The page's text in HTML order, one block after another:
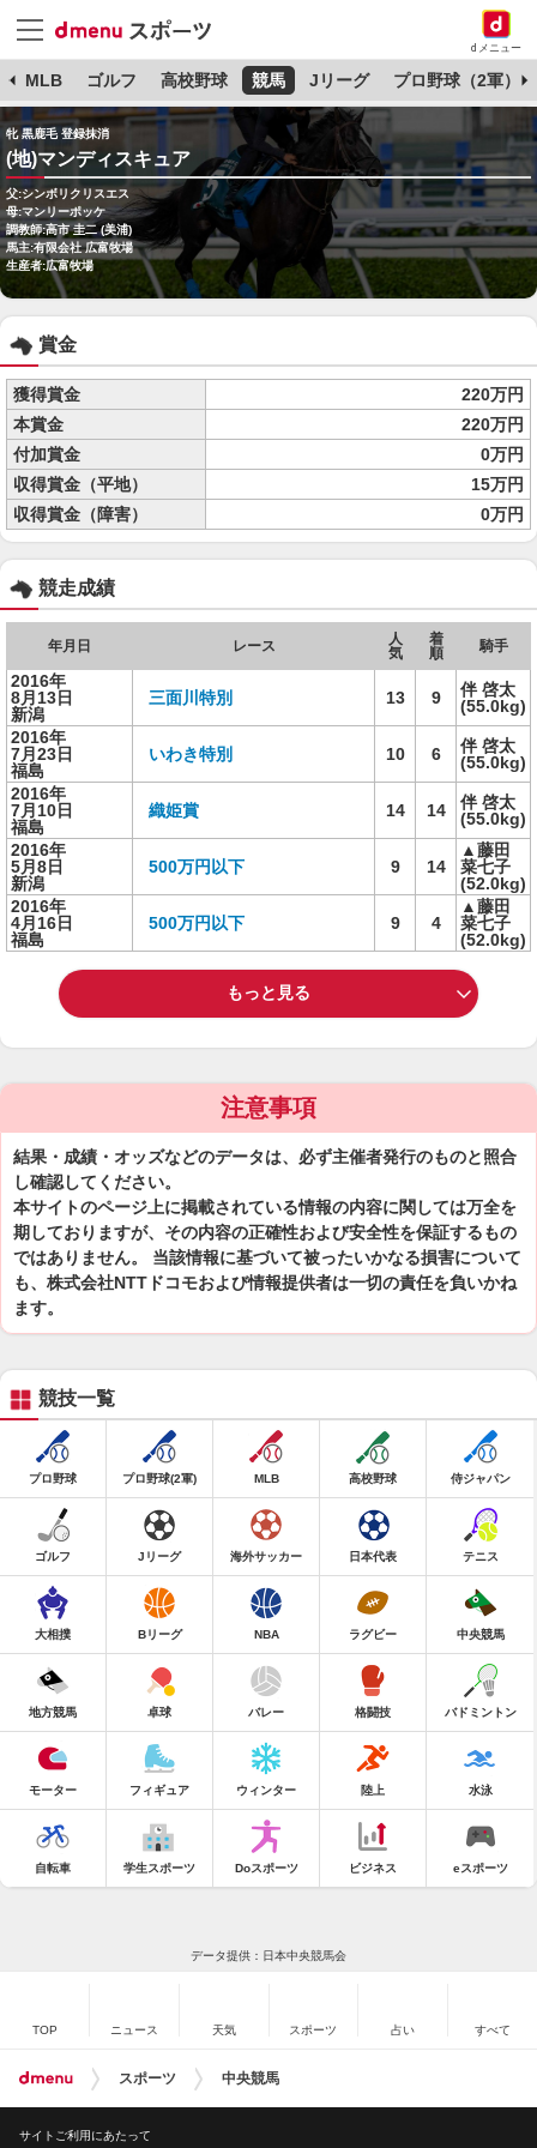
dメニュー
MLB ゴルフ 高校野球 競馬 Jリーグ プロ野球（2軍）
牝 黒鹿毛 登録抹消
(地)マンディスキュア
父:シンボリクリスエス
母:マンリーポッケ
調教師:高市 圭二 (美浦)
馬主:有限会社 広富牧場
生産者:広富牧場
賞金
獲得賞金
220万円
本賞金
220万円
付加賞金
0万円
収得賞金（平地）
15万円
収得賞金（障害）
0万円
競走成績
年月日 レース
人
気
着
順
騎手
2016年
8月13日
新潟
三面川特別 13 9
伴 啓太
(55.0kg)
2016年
7月23日
福島
いわき特別 10 6
伴 啓太
(55.0kg)
2016年
7月10日
福島
織姫賞 14 14
伴 啓太
(55.0kg)
2016年
5月8日
新潟
500万円以下 9 14
▲藤田
菜七子
(52.0kg)
2016年
4月16日
福島
500万円以下 9 4
▲藤田
菜七子
(52.0kg)
もっと見る
注意事項
結果・成績・オッズなどのデータは、必ず主催者発行のものと照合
し確認してください。
本サイトのページ上に掲載されている情報の内容に関しては万全を
期しておりますが、その内容の正確性および安全性を保証するもの
ではありません。 当該情報に基づいて被ったいかなる損害について
も、株式会社NTTドコモおよび情報提供者は一切の責任を負いかね
ます。
競技一覧
プロ野球 プロ野球(2軍) MLB 高校野球 侍ジャパン
ゴルフ Jリーグ 海外サッカー 日本代表 テニス
大相撲 Bリーグ NBA ラグビー 中央競馬
地方競馬 卓球 バレー 格闘技 バドミントン
モーター フィギュア ウィンター 陸上 水泳
自転車 学生スポーツ Doスポーツ ビジネス eスポーツ
データ提供：日本中央競馬会
TOP ニュース 天気 スポーツ 占い すべて
スポーツ 中央競馬
サイトご利用にあたって